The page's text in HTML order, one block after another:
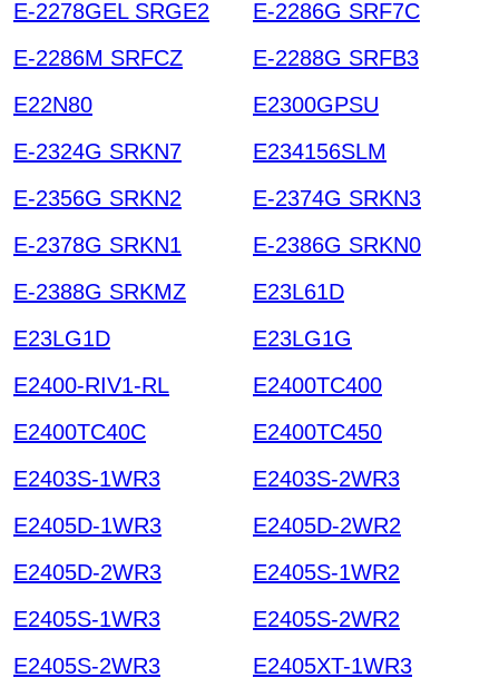
E-2278GEL SRGE2
E-2286G SRF7C
E-2286M SRFCZ
E-2288G SRFB3
E22N80
E2300GPSU
E-2324G SRKN7
E234156SLM
E-2356G SRKN2
E-2374G SRKN3
E-2378G SRKN1
E-2386G SRKN0
E-2388G SRKMZ
E23L61D
E23LG1D
E23LG1G
E2400-RIV1-RL
E2400TC400
E2400TC40C
E2400TC450
E2403S-1WR3
E2403S-2WR3
E2405D-1WR3
E2405D-2WR2
E2405D-2WR3
E2405S-1WR2
E2405S-1WR3
E2405S-2WR2
E2405S-2WR3
E2405XT-1WR3